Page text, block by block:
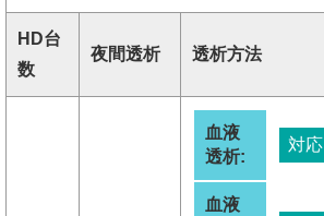
HD台
数
夜間透析 透析方法
血液
透析:
対応
血液